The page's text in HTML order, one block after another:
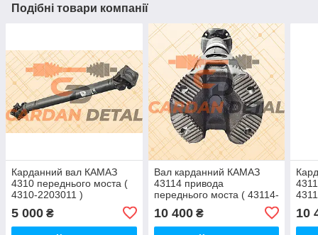
Подібні товари компанії
Карданний вал КАМАЗ
4310 переднього моста (
4310-2203011 )
5 000 ₴
Вал карданний КАМАЗ
43114 привода
переднього моста ( 43114-
10 400₴ 10